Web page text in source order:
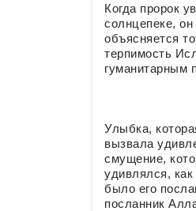
Когда пророк
солнцепеке,
объясняется
терпимость
гуманитарным
Улыбка,
вызвала
смущение,
удивлялся,
было его
посланник